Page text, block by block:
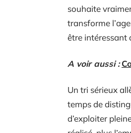
souhaite
transforme
être intéressant
A voir aussi :
Un tri sérieux
temps de
d’exploiter